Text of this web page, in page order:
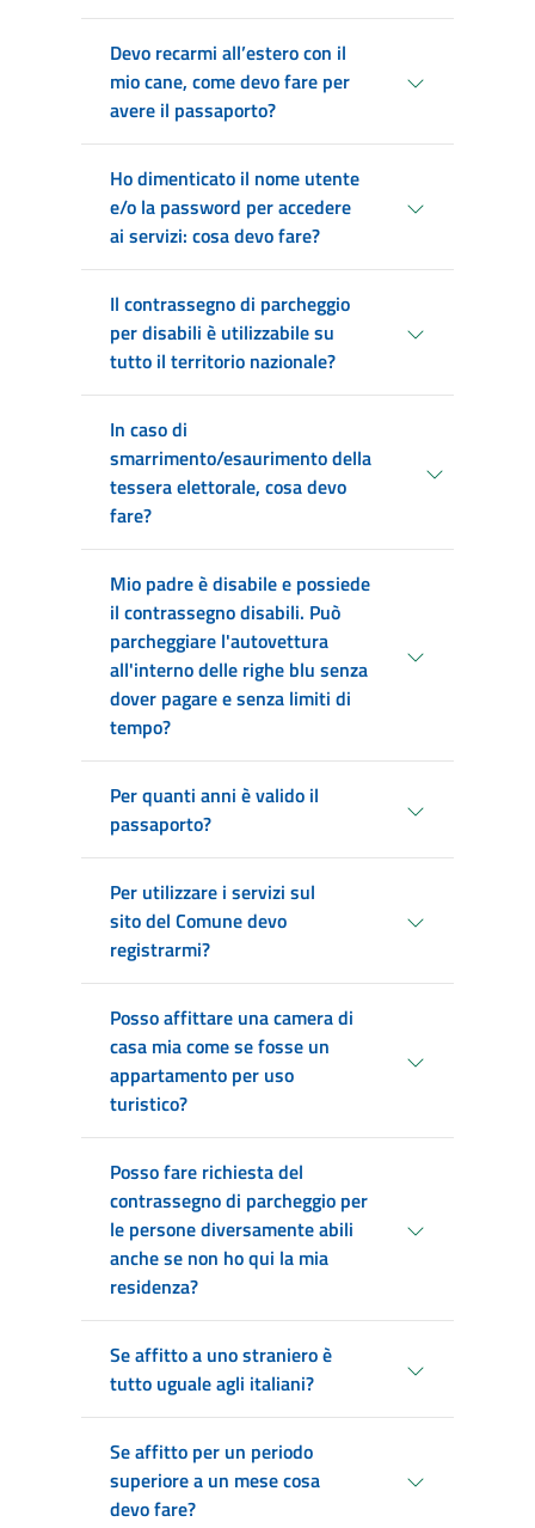
Devo recarmi all’estero con il
mio cane, come devo fare per
avere il passaporto?
Ho dimenticato il nome utente
e/o la password per accedere
ai servizi: cosa devo fare?
Il contrassegno di parcheggio
per disabili è utilizzabile su
tutto il territorio nazionale?
In caso di
smarrimento/esaurimento della
tessera elettorale, cosa devo
fare?
Mio padre è disabile e possiede
il contrassegno disabili. Può
parcheggiare l'autovettura
all'interno delle righe blu senza
dover pagare e senza limiti di
tempo?
Per quanti anni è valido il
passaporto?
Per utilizzare i servizi sul
sito del Comune devo
registrarmi?
Posso affittare una camera di
casa mia come se fosse un
appartamento per uso
turistico?
Posso fare richiesta del
contrassegno di parcheggio per
le persone diversamente abili
anche se non ho qui la mia
residenza?
Se affitto a uno straniero è
tutto uguale agli italiani?
Se affitto per un periodo
superiore a un mese cosa
devo fare?